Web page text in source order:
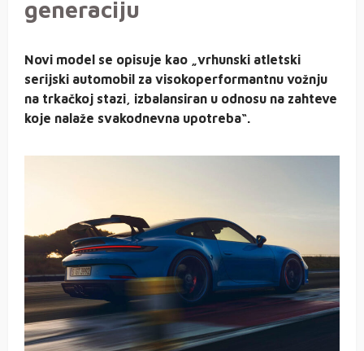
generaciju
Novi model se opisuje kao „vrhunski atletski
serijski automobil za visokoperformantnu vožnju
na trkačkoj stazi, izbalansiran u odnosu na zahteve
koje nalaže svakodnevna upotreba“.